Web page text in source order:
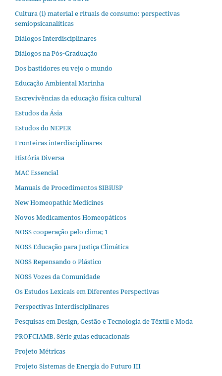
Cultura (i) material e rituais de consumo: perspectivas
semiopsicanalíticas
Diálogos Interdisciplinares
Diálogos na Pós‐Graduação
Dos bastidores eu vejo o mundo
Educação Ambiental Marinha
Escrevivências da educação física cultural
Estudos da Ásia​
Estudos do NEPER
Fronteiras interdisciplinares
História Diversa
MAC Essencial
Manuais de Procedimentos SIBiUSP
New Homeopathic Medicines
Novos Medicamentos Homeopáticos
NOSS cooperação pelo clima; 1
NOSS Educação para Justiça Climática
NOSS Repensando o Plástico
NOSS Vozes da Comunidade
Os Estudos Lexicais em Diferentes Perspectivas
Perspectivas Interdisciplinares
Pesquisas em Design, Gestão e Tecnologia de Têxtil e Moda
PROFCIAMB. Série guias educacionais
Projeto Métricas
Projeto Sistemas de Energia do Futuro III